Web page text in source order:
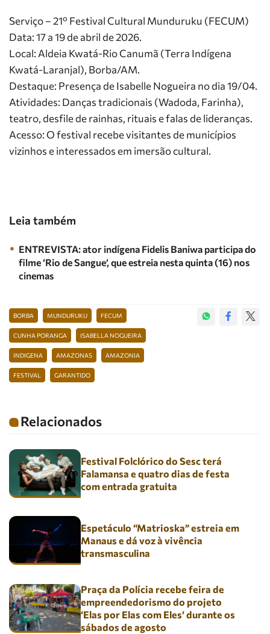
Serviço – 21º Festival Cultural Munduruku (FECUM)
Data: 17 a 19 de abril de 2026.
Local: Aldeia Kwatá-Rio Canumã (Terra Indígena
Kwatá-Laranjal), Borba/AM.
Destaque: Presença de Isabelle Nogueira no dia 19/04.
Atividades: Danças tradicionais (Wadoda, Farinha),
teatro, desfile de rainhas, rituais e falas de lideranças.
Acesso: O festival recebe visitantes de municípios
vizinhos e interessados em imersão cultural.
Leia também
ENTREVISTA: ator indígena Fidelis Baniwa participa do
filme ‘Rio de Sangue’, que estreia nesta quinta (16) nos
cinemas
BORBA MUNDURUKU FECUM
CUNHA PORANGA ISABELLA NOGUEIRA
INDIGENA AMAZONAS AMAZONIA
FESTIVAL GARANTIDO
Relacionados
Festival Folclórico do Sesc terá
Falamansa e quatro dias de festa
com entrada gratuita
Espetáculo “Matrioska” estreia em
Manaus e dá voz à vivência
transmasculina
Praça da Polícia recebe feira de
empreendedorismo do projeto
‘Elas por Elas com Eles’ durante os
sábados de agosto